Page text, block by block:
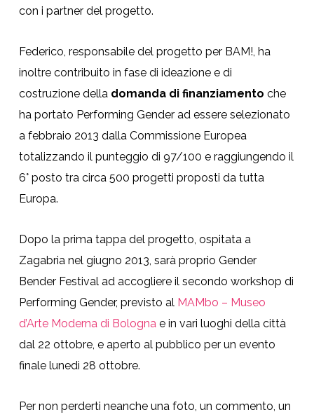
con i partner del progetto.
Federico, responsabile del progetto per BAM!, ha
inoltre contribuito in fase di ideazione e di
costruzione della domanda di finanziamento che
ha portato Performing Gender ad essere selezionato
a febbraio 2013 dalla Commissione Europea
totalizzando il punteggio di 97/100 e raggiungendo il
6° posto tra circa 500 progetti proposti da tutta
Europa.
Dopo la prima tappa del progetto, ospitata a
Zagabria nel giugno 2013, sarà proprio Gender
Bender Festival ad accogliere il secondo workshop di
Performing Gender, previsto al MAMbo – Museo
d’Arte Moderna di Bolognae in vari luoghi della città
dal 22 ottobre, e aperto al pubblico per un evento
finale lunedì 28 ottobre.
Per non perderti neanche una foto, un commento, un